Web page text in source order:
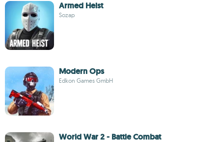
Armed Heist
Sozap
Modern Ops
Edkon Games GmbH
World War 2 - Battle Combat